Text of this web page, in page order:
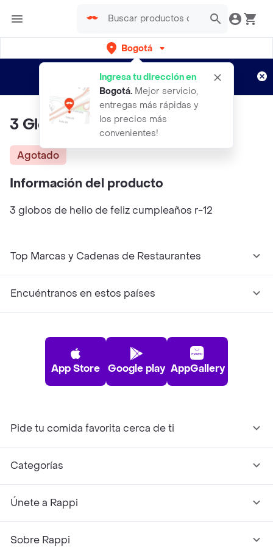
Bogotá
Ingresa tu dirección en
Bogotá. Mejor servicio,
entregas más rápidas y
los precios más
convenientes!
envíos gratis por semanas
Aplican TyC
3 Globos Helio Cumpleaños
Agotado
Información del producto
3 globos de helio de feliz cumpleaños r-12
Top Marcas y Cadenas de Restaurantes
Encuéntranos en estos países
App Store Google play AppGallery
Pide tu comida favorita cerca de ti
Categorías
Únete a Rappi
Sobre Rappi